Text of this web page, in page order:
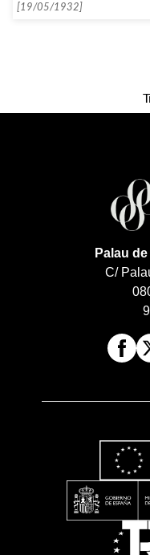
[19/05/1932]
Palau
C/